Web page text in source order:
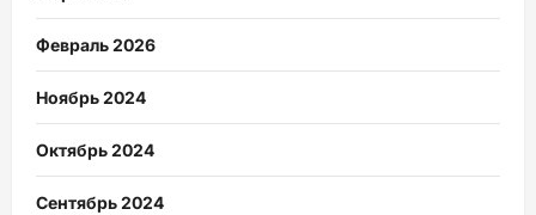
Февраль 2026
Ноябрь 2024
Октябрь 2024
Сентябрь 2024